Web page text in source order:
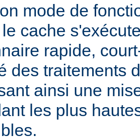
mode de
cache
rapide,
des traitements
ainsi une
les plus